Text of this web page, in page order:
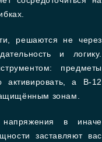
решаются не через
и логику.
предметы
а B-12
зонам.
напряжения в иначе
заставляют вас